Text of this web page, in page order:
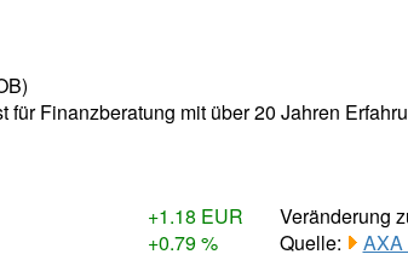
Finanzberatung mit über 20 Jahren
+1.18 EUR
+0.79 %
Veränderung
Quelle:
AXA